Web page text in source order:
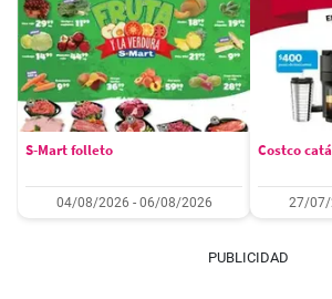
S-Mart folleto
04/08/2026 - 06/08/2026
Costco
27/07/
PUBLICIDAD